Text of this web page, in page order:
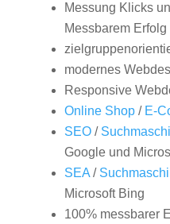
Messung Klicks
Messbarem Erfolg
modernes
Responsive
Online Shop/ E-
SEO/
Google und
SEA/
Microsoft Bing
100% messbarer